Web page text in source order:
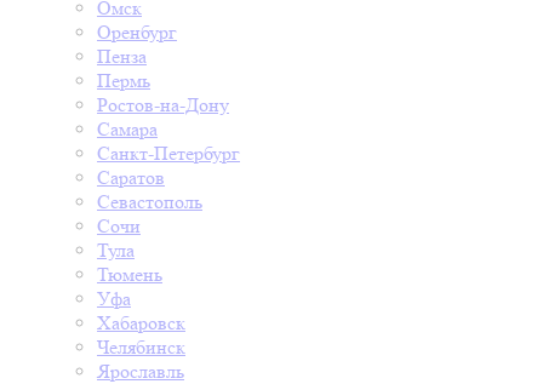
Омск
Оренбург
Пенза
Пермь
Ростов-на-Дону
Самара
Санкт-Петербург
Саратов
Севастополь
Сочи
Тула
Тюмень
Уфа
Хабаровск
Челябинск
Ярославль